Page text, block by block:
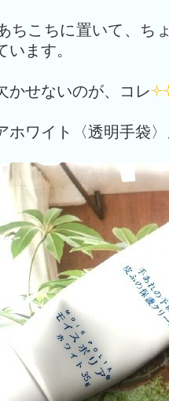
ちこちに置いて、ち
ます。
かせないのが、コレ
ホワイト〈透明手袋